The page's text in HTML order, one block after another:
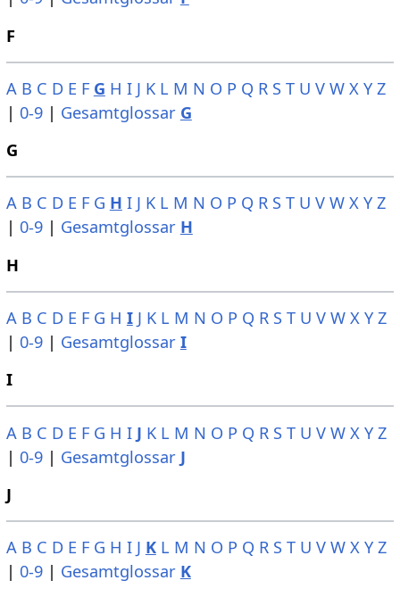
F
A B C D E F G H I J K L M N O P Q R S T U V W X Y Z
| 0-9| Gesamtglossar G
G
A B C D E F G H I J K L M N O P Q R S T U V W X Y Z
| 0-9| Gesamtglossar H
H
A B C D E F G H I J K L M N O P Q R S T U V W X Y Z
| 0-9| Gesamtglossar I
I
A B C D E F G H I J K L M N O P Q R S T U V W X Y Z
| 0-9| Gesamtglossar J
J
A B C D E F G H I J K L M N O P Q R S T U V W X Y Z
| 0-9| Gesamtglossar K